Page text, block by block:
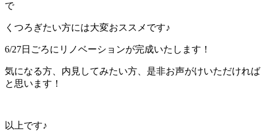
で
くつろぎたい方には大変おススメです♪
6/27日ごろにリノベーションが完成いたします！
気になる方、内見してみたい方、是非お声がけいただければ
と思います！
以上です♪